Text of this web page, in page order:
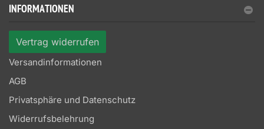
INFORMATIONEN
Vertrag widerrufen
Versandinformationen
AGB
Privatsphäre und Datenschutz
Widerrufsbelehrung